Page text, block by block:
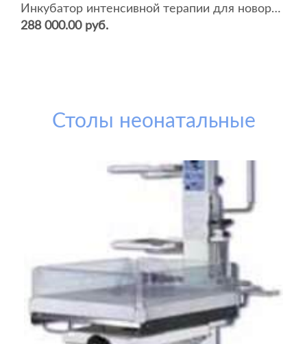
Инкубатор интенсивной терапии для новорожденных ИДН-02 сб.0-04 (с весами)
288 000.00 руб.
Столы неонатальные